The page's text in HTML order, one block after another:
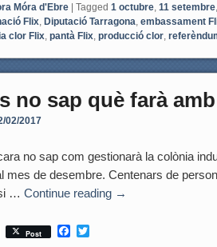
Móra d'Ebre | Tagged 1 octubre 11 setembre
Flix Diputació Tarragona embassament
clor Flix pantà Flix producció clor
no sap què farà
02/2017
no sap com gestionarà la colònia
mes de desembre. Centenars de
… Continue reading →
Post
F